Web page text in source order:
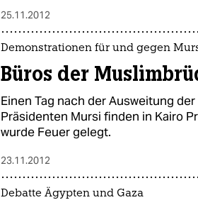
25.11.2012
Demonstrationen für und gegen
Büros der
Einen Tag nach der Ausweitung
Präsidenten Mursi finden in Kairo
wurde Feuer gelegt.
23.11.2012
Debatte Ägypten und Gaza